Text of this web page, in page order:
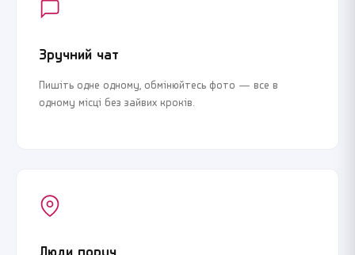
Зручний чат
Пишіть одне одному, обмінюйтесь фото — все в
одному місці без зайвих кроків.